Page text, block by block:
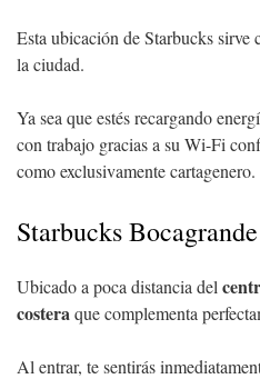
Esta ubicación de Starbucks sirve
la ciudad.
Ya sea que estés recargando
con trabajo gracias a su Wi-Fi
como exclusivamente cartagenero.
Starbucks Bocagrande
Ubicado a poca distancia del
costeraque complementa
Al entrar, te sentirás